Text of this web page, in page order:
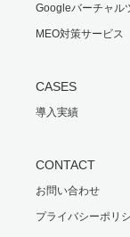
Googleバーチャル
MEO対策サービス
CASES
導入実績
CONTACT
お問い合わせ
プライバシーポリ